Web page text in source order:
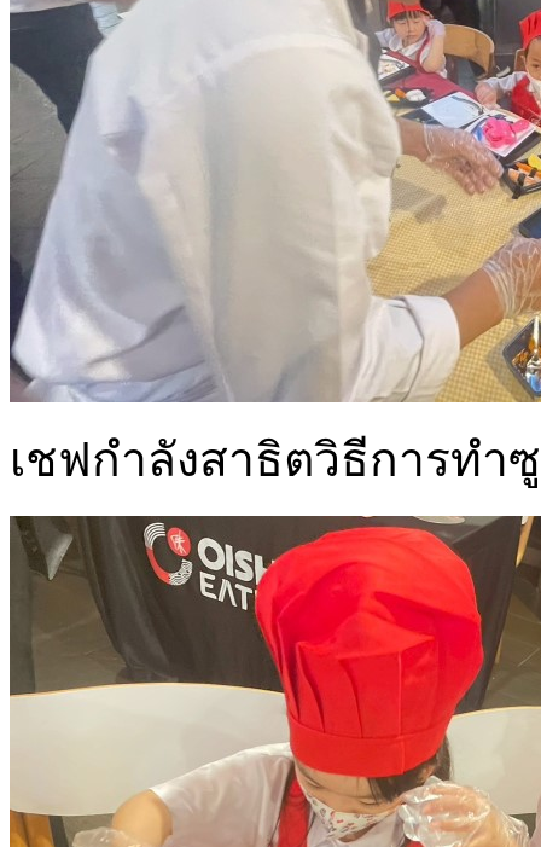
เชฟกำลังสาธิตวิธีการทำ